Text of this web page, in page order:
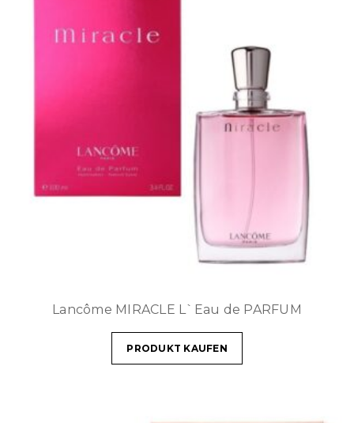
Lancôme MIRACLE L`Eau de PARFUM
PRODUKT KAUFEN